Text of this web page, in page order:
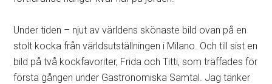
Under tiden – njut av världens skönaste bild ovan på en
stolt kocka från världsutställningen i Milano. Och till sist en
bild på två kockfavoriter, Frida och Titti, som träffades för
första gången under Gastronomiska Samtal. Jag tänker